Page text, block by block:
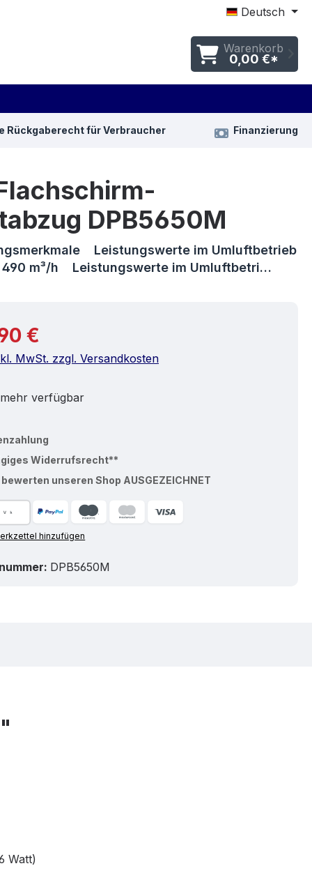
Deutsch
Warenkorb
0,00 €*
Rückgaberecht für Verbraucher Finanzierung
DPB5650M
Leistungswerte im Umluftbetrieb
490 m³/h Leistungswerte im Umluftbetri…
Preis:
€
MwSt. zzgl. Versandkosten
verfügbar
Widerrufsrecht**
bewerten unseren Shop AUSGEZEICHNET
hinzufügen
DPB5650M
Watt)